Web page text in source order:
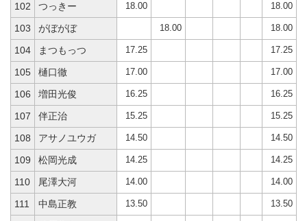
102 つっきー 18.00 18.00
103 がぼがぼ 18.00 18.00
104 まつもっつ 17.25 17.25
105 樋口徹 17.00 17.00
106 増田光俊 16.25 16.25
107 伴正治 15.25 15.25
108 アサノユウガ 14.50 14.50
109 松岡光成 14.25 14.25
110 尾澤大河 14.00 14.00
111 中島正教 13.50 13.50